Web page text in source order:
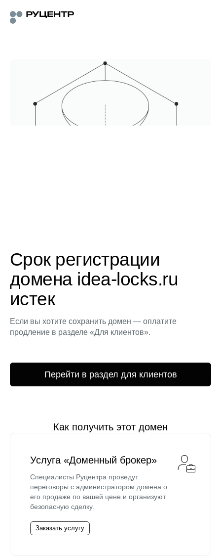
Срок регистрации
домена idea-locks.ru
истек
Если вы хотите сохранить домен — оплатите
продление в разделе «Для клиентов».
Перейти в раздел для клиентов
Как получить этот домен
Услуга «Доменный брокер»
Специалисты Руцентра проведут
переговоры с администратором домена о
его продаже по вашей цене и организуют
безопасную сделку.
Заказать услугу